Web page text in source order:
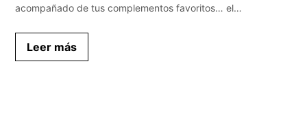
acompañado de tus complementos favoritos… el…
Leer más